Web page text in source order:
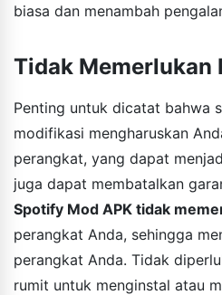
biasa dan menambah
Tidak Memerlukan
Penting untuk dicatat bahwa
modifikasi mengharuskan
perangkat, yang dapat
juga dapat membatalkan
Spotify Mod APK tidak
perangkat Anda, sehingga
perangkat Anda. Tidak
rumit untuk menginstal atau